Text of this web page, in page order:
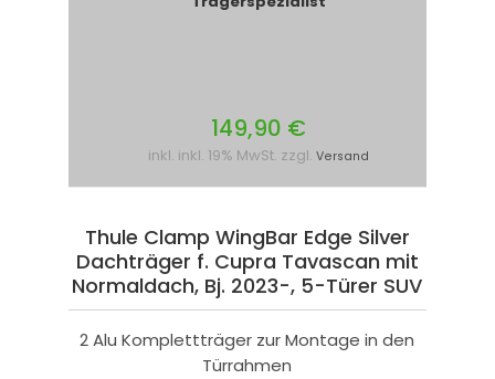
149,90 €
inkl. inkl. 19% MwSt. zzgl. Versand
Thule Clamp WingBar Edge Silver
Dachträger f. Cupra Tavascan mit
Normaldach, Bj. 2023-, 5-Türer SUV
2 Alu Komplettträger zur Montage in den
Türrahmen